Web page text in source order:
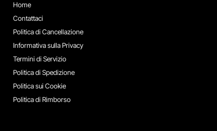
Home
Contattaci
Politica di Cancellazione
Informativa sulla Privacy
Termini di Servizio
Politica di Spedizione
Politica sui Cookie
Politica di Rimborso